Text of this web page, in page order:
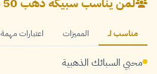
مناسب لـ المميزات اعتبارات مهمة
محبي السبائك الذهبية